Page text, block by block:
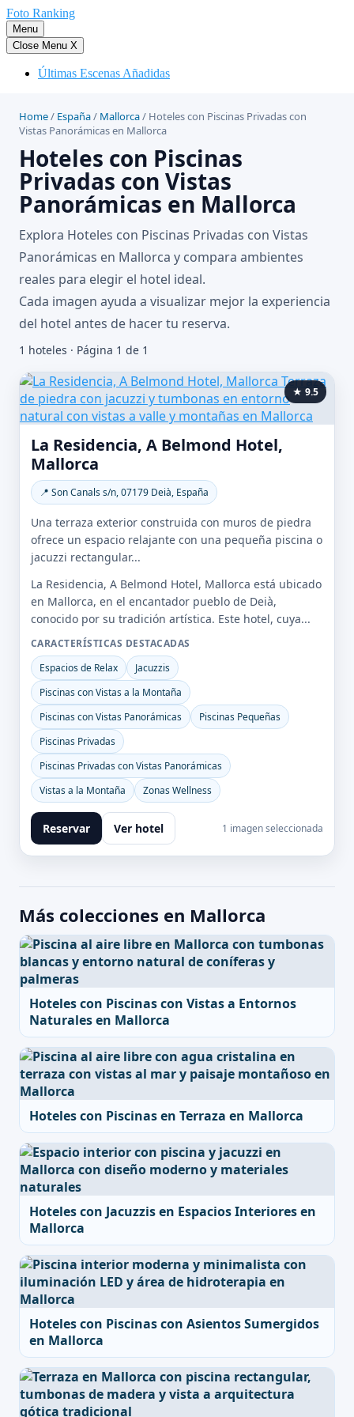
Saltar
al
contenido
Foto Ranking
Menu
Close Menu X
Últimas Escenas Añadidas
Home/ España/ Mallorca/ Hoteles con Piscinas Privadas con
Vistas Panorámicas en Mallorca
Hoteles con Piscinas
Privadas con Vistas
Panorámicas en Mallorca
Explora Hoteles con Piscinas Privadas con Vistas
Panorámicas en Mallorca y compara ambientes
reales para elegir el hotel ideal.
Cada imagen ayuda a visualizar mejor la experiencia
del hotel antes de hacer tu reserva.
1 hoteles · Página 1 de 1
★ 9.5
La Residencia, A Belmond Hotel,
Mallorca
📍 Son Canals s/n, 07179 Deià, España
Una terraza exterior construida con muros de piedra
ofrece un espacio relajante con una pequeña piscina o
jacuzzi rectangular...
La Residencia, A Belmond Hotel, Mallorca está ubicado
en Mallorca, en el encantador pueblo de Deià,
conocido por su tradición artística. Este hotel, cuya...
CARACTERÍSTICAS DESTACADAS
Espacios de Relax
Jacuzzis
Piscinas con Vistas a la Montaña
Piscinas con Vistas Panorámicas
Piscinas Pequeñas
Piscinas Privadas
Piscinas Privadas con Vistas Panorámicas
Vistas a la Montaña
Zonas Wellness
Reservar Ver hotel 1 imagen seleccionada
Más colecciones en Mallorca
Hoteles con Piscinas con Vistas a Entornos
Naturales en Mallorca
Hoteles con Piscinas en Terraza en Mallorca
Hoteles con Jacuzzis en Espacios Interiores en
Mallorca
Hoteles con Piscinas con Asientos Sumergidos
en Mallorca